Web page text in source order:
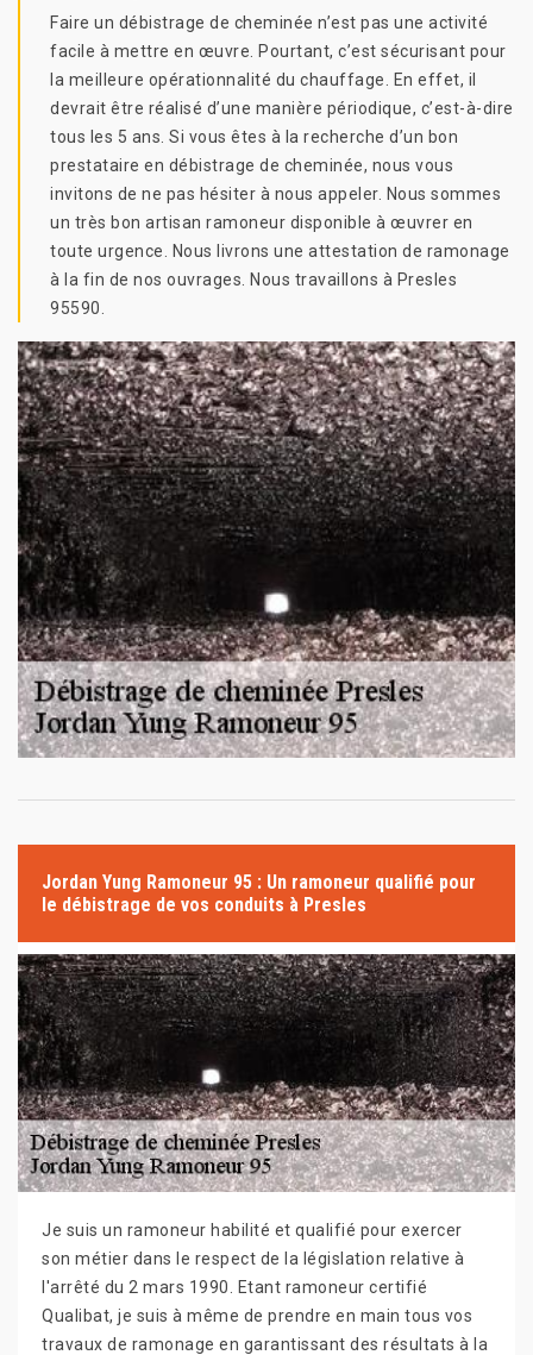
Faire un débistrage de cheminée n’est pas une activité
facile à mettre en œuvre. Pourtant, c’est sécurisant pour
la meilleure opérationnalité du chauffage. En effet, il
devrait être réalisé d’une manière périodique, c’est-à-dire
tous les 5 ans. Si vous êtes à la recherche d’un bon
prestataire en débistrage de cheminée, nous vous
invitons de ne pas hésiter à nous appeler. Nous sommes
un très bon artisan ramoneur disponible à œuvrer en
toute urgence. Nous livrons une attestation de ramonage
à la fin de nos ouvrages. Nous travaillons à Presles
95590.
Jordan Yung Ramoneur 95 : Un ramoneur qualifié pour
le débistrage de vos conduits à Presles
Je suis un ramoneur habilité et qualifié pour exercer
son métier dans le respect de la législation relative à
l'arrêté du 2 mars 1990. Etant ramoneur certifié
Qualibat, je suis à même de prendre en main tous vos
travaux de ramonage en garantissant des résultats à la